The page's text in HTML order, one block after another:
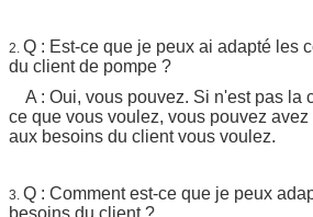
2. Q : Est-ce que je peux ai adapté les
du client de pompe ?
A : Oui, vous pouvez. Si n'est pas la
ce que vous voulez, vous pouvez
aux besoins du client vous voulez.
3. Q : Comment est-ce que je peux
besoins du client ?